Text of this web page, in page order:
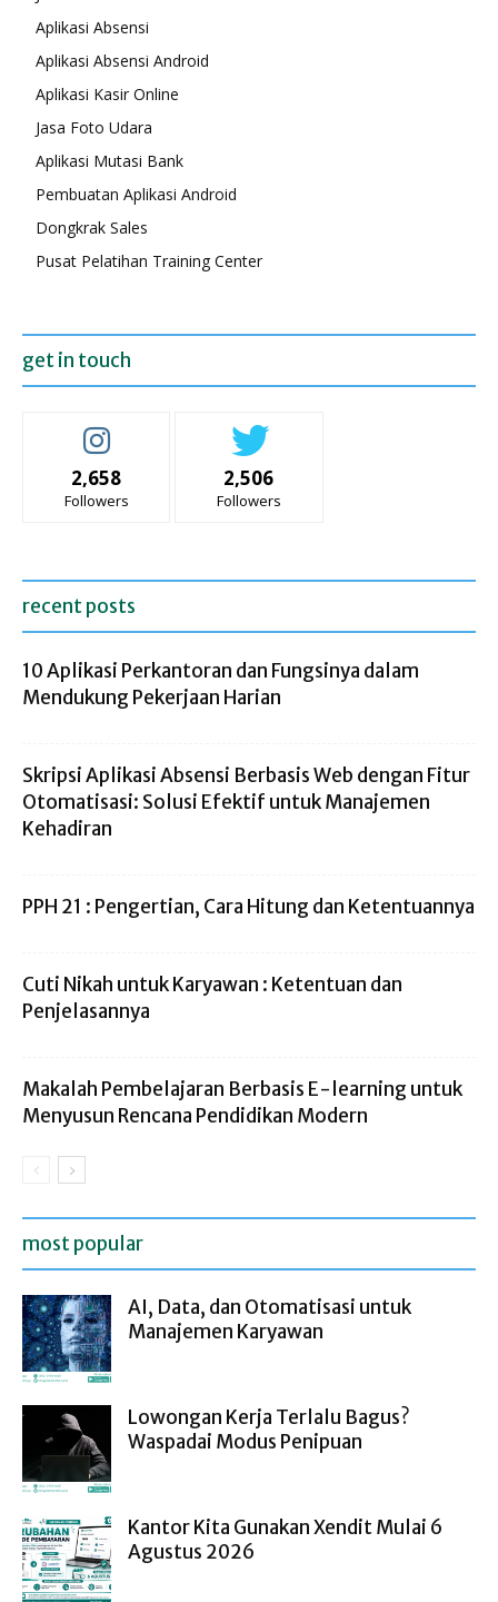
Aplikasi Absensi
Aplikasi Absensi Android
Aplikasi Kasir Online
Jasa Foto Udara
Aplikasi Mutasi Bank
Pembuatan Aplikasi Android
Dongkrak Sales
Pusat Pelatihan Training Center
get in touch
2,658
Followers
2,506
Followers
recent posts
10 Aplikasi Perkantoran dan Fungsinya dalam
Mendukung Pekerjaan Harian
Skripsi Aplikasi Absensi Berbasis Web dengan Fitur
Otomatisasi: Solusi Efektif untuk Manajemen
Kehadiran
PPH 21 : Pengertian, Cara Hitung dan Ketentuannya
Cuti Nikah untuk Karyawan : Ketentuan dan
Penjelasannya
Makalah Pembelajaran Berbasis E-learning untuk
Menyusun Rencana Pendidikan Modern
most popular
AI, Data, dan Otomatisasi untuk
Manajemen Karyawan
Lowongan Kerja Terlalu Bagus?
Waspadai Modus Penipuan
Kantor Kita Gunakan Xendit Mulai 6
Agustus 2026